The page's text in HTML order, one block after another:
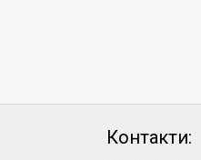
Контакти: